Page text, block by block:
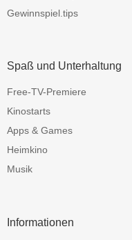
Gewinnspiel.tips
Spaß und Unterhaltung
Free-TV-Premiere
Kinostarts
Apps & Games
Heimkino
Musik
Informationen